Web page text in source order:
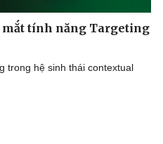
tính năng Targeting
trong hệ sinh thái contextual